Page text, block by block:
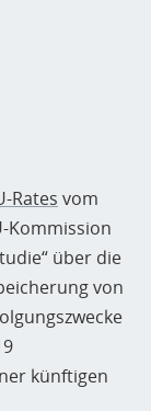
Rates vom
Kommission
über die
von
künftigen